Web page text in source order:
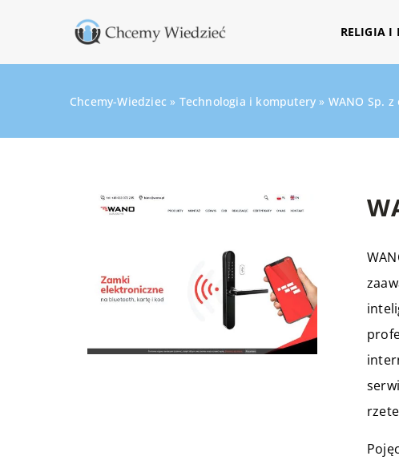
RELIGIA I
Chcemy-Wiedziec » Technologia i komputery » WANO Sp. z